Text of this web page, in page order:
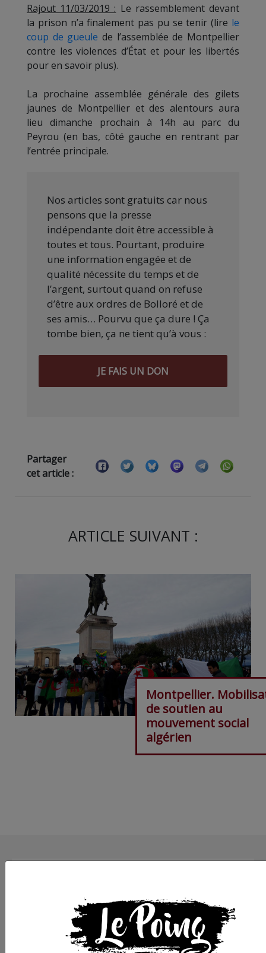
Rajout 11/03/2019 : Le rassemblement devant
la prison n’a finalement pas pu se tenir (lire le
coup de gueule de l’assemblée de Montpellier
contre les violences d’État et pour les libertés
pour en savoir plus).
La prochaine assemblée générale des gilets
jaunes de Montpellier et des alentours aura
lieu dimanche prochain à 14h au parc du
Peyrou (en bas, côté gauche en rentrant par
l’entrée principale.
Nos articles sont gratuits car nous
pensons que la presse
indépendante doit être accessible à
toutes et tous. Pourtant, produire
une information engagée et de
qualité nécessite du temps et de
l’argent, surtout quand on refuse
d’être aux ordres de Bolloré et de
ses amis… Pourvu que ça dure ! Ça
tombe bien, ça ne tient qu’à vous :
JE FAIS UN DON
Partager
cet article :
ARTICLE SUIVANT :
Montpellier.
de soutien au
mouvement social
algérien